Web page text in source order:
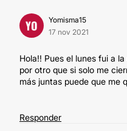
YO
Yomisma15
17 nov 2021
Hola!! Pues el lunes fui a
por otro que si solo me
más juntas puede que me
Responder